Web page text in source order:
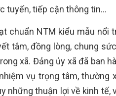
tuyến, tiếp cận thông tin…
chuẩn NTM kiểu mẫu nổi
tâm, đồng lòng, chung
xã. Đảng ủy xã đã ban
vụ trọng tâm, thường
những thuận lợi về kinh tế,